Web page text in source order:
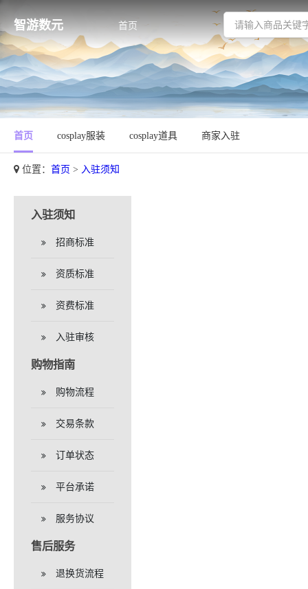
智游数元 首页
首页 cosplay服装 cosplay道具 商家入驻
位置： 首页 > 入驻须知
入驻须知
招商标准
资质标准
资费标准
入驻审核
购物指南
购物流程
交易条款
订单状态
平台承诺
服务协议
售后服务
退换货流程